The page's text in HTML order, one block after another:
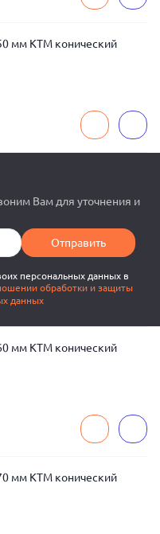
мм KTM конический
Вам для уточнения и
Отправить
персональных данных в
обработки и защиты
данных
мм KTM конический
мм KTM конический